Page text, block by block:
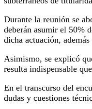
Durante la reunión se
deberán asumir el 50%
dicha actuación,
Asimismo, se explicó
resulta indispensable
En el transcurso del
dudas y cuestiones